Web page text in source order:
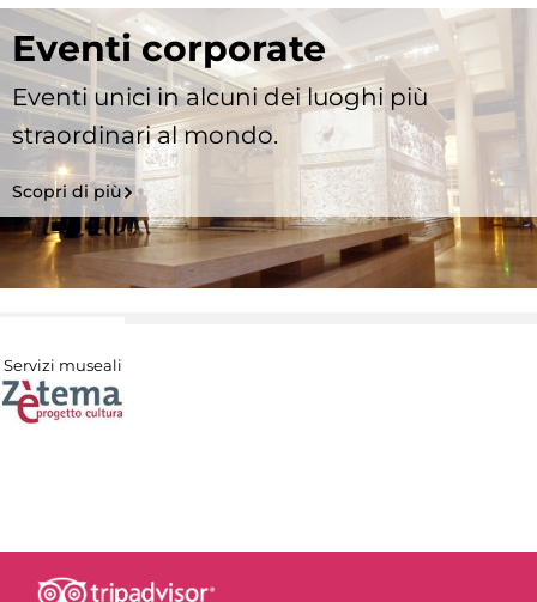
Eventi corporate
Eventi unici in alcuni dei luoghi più
straordinari al mondo.
Scopri di più
Servizi museali